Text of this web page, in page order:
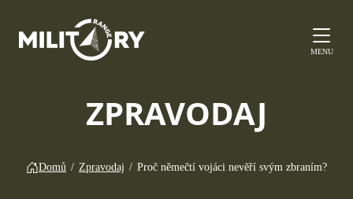
MENU
ZPRAVODAJ
Domů / Zpravodaj / Proč němečtí vojáci nevěří svým zbraním?